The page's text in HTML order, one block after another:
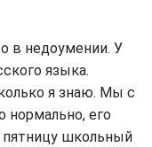
в недоумении. У
языка.
я знаю. Мы с
нормально, его
пятницу школьный